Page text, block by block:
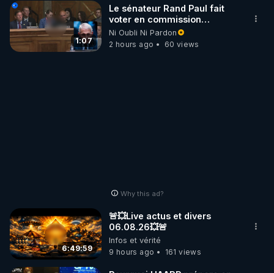
1:07
Le sénateur Rand Paul fait
voter en commission
l'outrage au Congrès contre
Anthony Fauci
Ni Oubli Ni Pardon
2 hours ago
60 views
Why this ad?
6:49:59
🚨💥Live actus et divers
06.08.26💥🚨
Infos et vérité
9 hours ago
161 views